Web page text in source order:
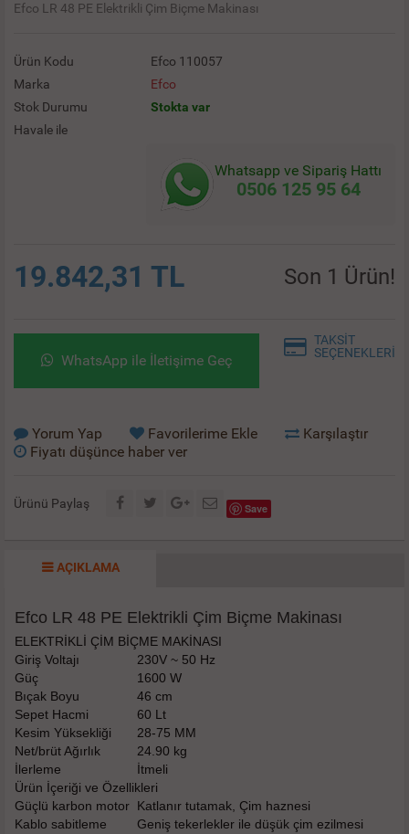
Efco LR 48 PE Elektrikli Çim Biçme Makinası
Ürün Kodu
Efco 110057
Marka
Efco
Stok Durumu
Stokta var
Havale ile
Whatsapp ve Sipariş Hattı
0506 125 95 64
19.842,31 TL Son 1 Ürün!
WhatsApp ile İletişime Geç
TAKSİT
SEÇENEKLERİ
Yorum Yap Favorilerime Ekle
Karşılaştır
Fiyatı düşünce haber ver
Ürünü Paylaş Save
AÇIKLAMA
Efco LR 48 PE Elektrikli Çim Biçme Makinası
ELEKTRİKLİ ÇİM BİÇME MAKİNASI
Giriş Voltajı
230V ~ 50 Hz
Güç
1600 W
Bıçak Boyu
46 cm
Sepet Hacmi
60 Lt
Kesim Yüksekliği
28-75 MM
Net/brüt Ağırlık
24.90 kg
İlerleme
İtmeli
Ürün İçeriği ve Özellikleri
Güçlü karbon motor Katlanır tutamak, Çim haznesi
Kablo sabitleme
Geniş tekerlekler ile düşük çim ezilmesi